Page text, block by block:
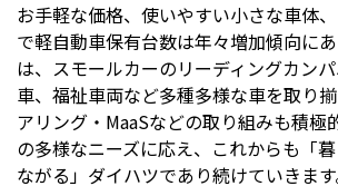
お手軽な価格、使いやすい小さな車体
で軽自動車保有台数は年々増加傾向に
は、スモールカーのリーディングカン
車、福祉車両など多種多様な車を取り
アリング・MaaSなどの取り組みも積極
の多様なニーズに応え、これからも「
ながる」ダイハツであり続けていきます